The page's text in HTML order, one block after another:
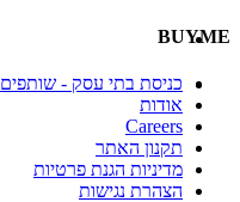
BUYME
כניסת בתי עסק - שותפים
אודות
Careers
תקנון האתר
מדיניות הגנת פרטיות
הצהרת נגישות